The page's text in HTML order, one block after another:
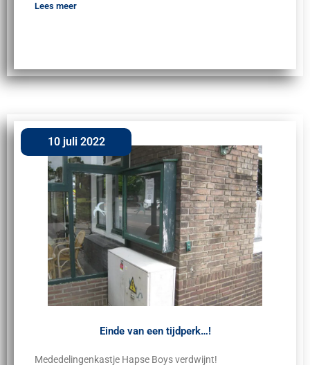
Lees meer
10 juli 2022
Einde van een tijdperk…!
Mededelingenkastje Hapse Boys verdwijnt!